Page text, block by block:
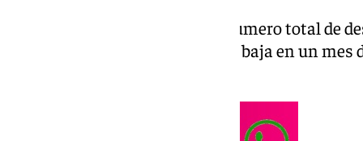
Tras el ascenso de octubre, el número total de
2.602.054 parados, su cifra más baja en un